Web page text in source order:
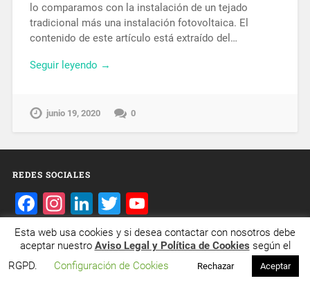
lo comparamos con la instalación de un tejado
tradicional más una instalación fotovoltaica. El
contenido de este artículo está extraído del…
Seguir leyendo →
junio 19, 2020 0
REDES SOCIALES
Facebook
Instagram
LinkedIn
TwitterYouTube
Channel
© 2026 EMILIO J. FERNÁNDEZ REY IR ARRIBA ↑
Esta web usa cookies y si desea contactar con nosotros debe
aceptar nuestro Aviso Legal y Política de Cookies según el
RGPD.
Configuración de Cookies Rechazar Aceptar